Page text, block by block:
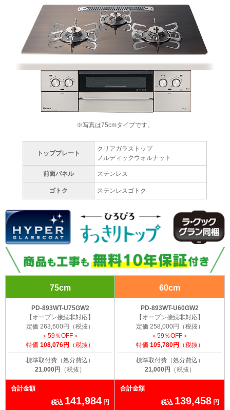
※写真は75cmタイプです。
トッププレート
クリアガラストップ
ノルディックウォルナット
前面パネル ステンレス
ゴトク ステンレスゴトク
75cm 60cm
PD-893WT-U75GW2
【オーブン接続非対応】
定価 263,600円（税抜）
＜59％OFF＞
特価 108,076円 （税抜）
標準取付費（処分費込）
21,000円 （税抜）
PD-893WT-U60GW2
【オーブン接続非対応】
定価 258,000円（税抜）
＜59％OFF＞
特価 105,780円 （税抜）
標準取付費（処分費込）
21,000円 （税抜）
合計金額
税込 141,984 円
合計金額
税込 139,458 円